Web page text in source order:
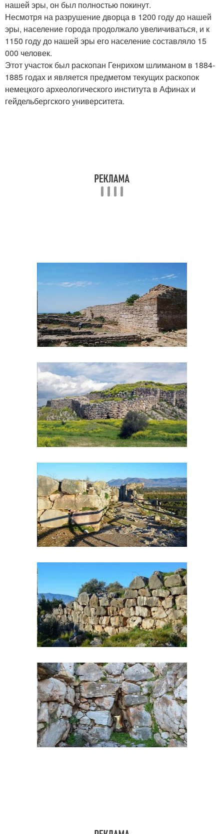
нашей эры, он был полностью покинут.
Несмотря на разрушение дворца в 1200 году до нашей
эры, население города продолжало увеличиваться, и к
1150 году до нашей эры его население составляло 15
000 человек.
Этот участок был раскопан Генрихом шлиманом в 1884-
1885 годах и является предметом текущих раскопок
немецкого археологического института в Афинах и
гейдельбергского университета.